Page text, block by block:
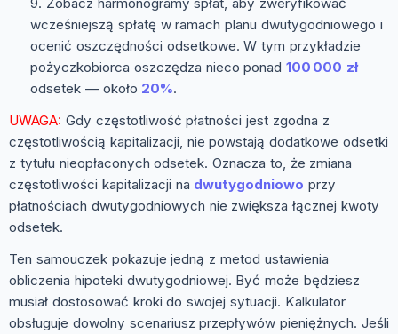
wcześniejszą spłatę w ramach planu dwutygodniowego i
ocenić oszczędności odsetkowe. W tym przykładzie
pożyczkobiorca oszczędza nieco ponad100 000 zł
odsetek — około 20%.
UWAGA: Gdy częstotliwość płatności jest zgodna z
częstotliwością kapitalizacji, nie powstają dodatkowe odsetki
z tytułu nieopłaconych odsetek. Oznacza to, że zmiana
częstotliwości kapitalizacji na dwutygodniowo przy
płatnościach dwutygodniowych nie zwiększa łącznej kwoty
odsetek.
Ten samouczek pokazuje jedną z metod ustawienia
obliczenia hipoteki dwutygodniowej. Być może będziesz
musiał dostosować kroki do swojej sytuacji. Kalkulator
obsługuje dowolny scenariusz przepływów pieniężnych. Jeśli